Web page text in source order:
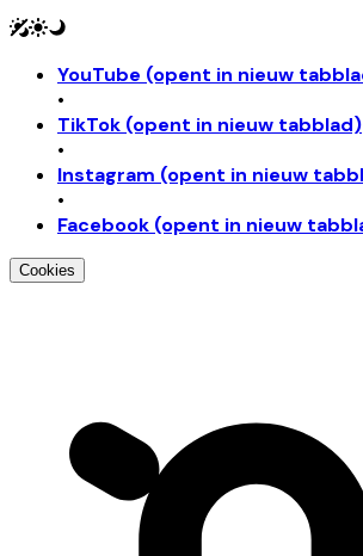
YouTube (opent in nieuw
•
TikTok (opent in nieuw tabblad)
•
Instagram (opent in nieuw
•
Facebook (opent in nieuw
Cookies